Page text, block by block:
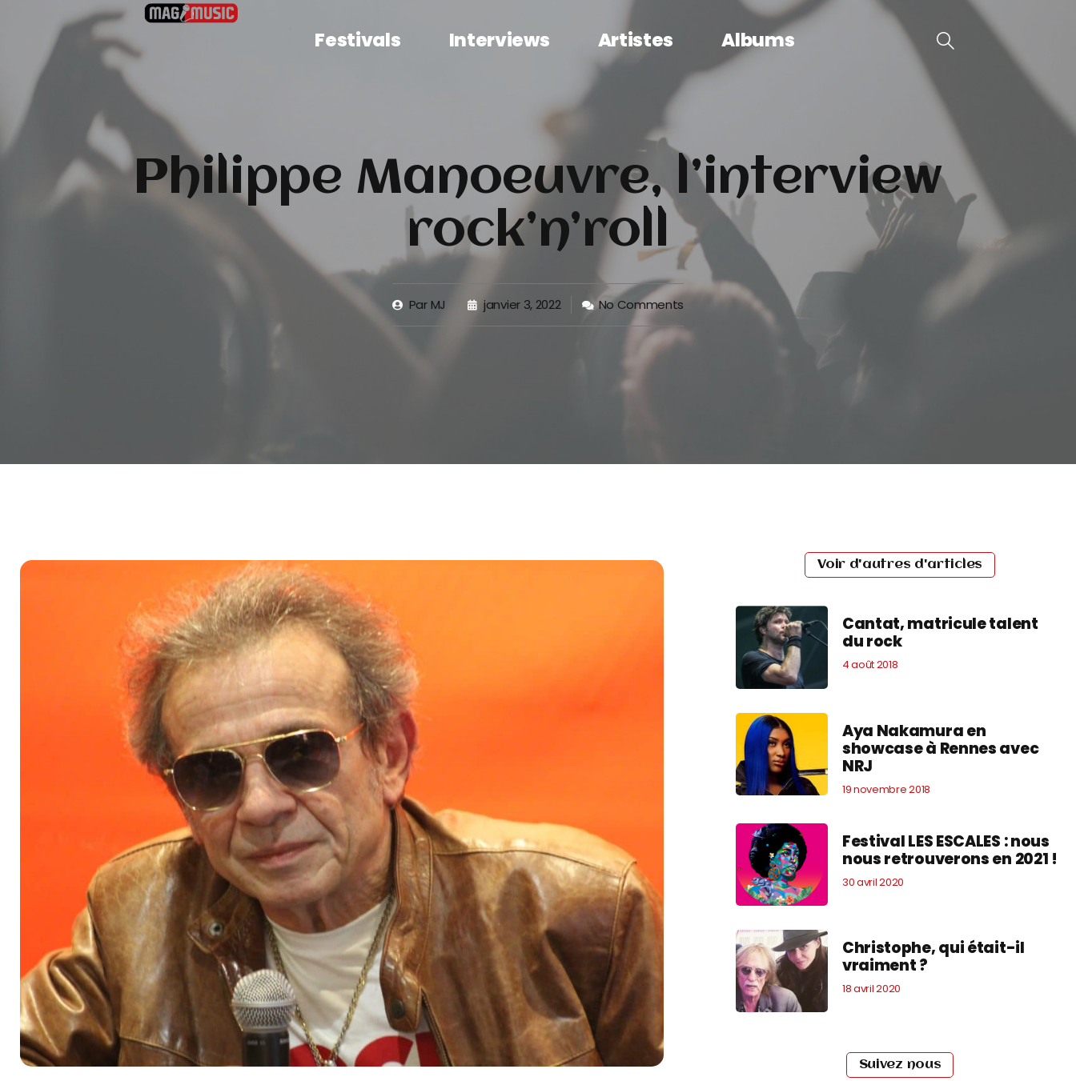
Festivals Interviews Artistes Albums
Philippe Manoeuvre, l’interview
rock’n’roll
ParMJ janvier 3, 2022 No Comments
Voir d'autres d'articles
Cantat, matricule talent
du rock
4 août 2018
Aya Nakamura en
showcase à Rennes avec
NRJ
19 novembre 2018
Festival LES ESCALES : nous
nous retrouverons en 2021 !
30 avril 2020
Christophe, qui était-il
vraiment ?
18 avril 2020
Suivez nous